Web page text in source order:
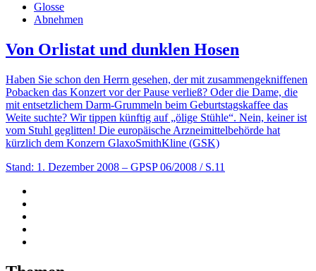
Glosse
Abnehmen
Von Orlistat und dunklen Hosen
Haben Sie schon den Herrn gesehen, der mit zusammengekniffenen
Pobacken das Konzert vor der Pause verließ? Oder die Dame, die
mit entsetzlichem Darm-Grummeln beim Geburtstagskaffee das
Weite suchte? Wir tippen künftig auf „ölige Stühle“. Nein, keiner ist
vom Stuhl geglitten! Die europäische Arzneimittelbehörde hat
kürzlich dem Konzern GlaxoSmithKline (GSK)
Stand: 1. Dezember 2008 – GPSP 06/2008 / S.11